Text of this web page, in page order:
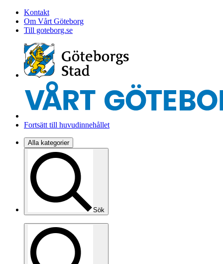
Kontakt
Om Vårt Göteborg
Till goteborg.se
Fortsätt till huvudinnehållet
Alla kategorier
Sök